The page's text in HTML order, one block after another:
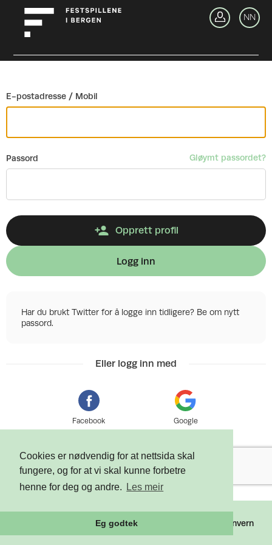
Cookies er nødvendig for at nettsida skal
fungere, og for at vi skal kunne forbetre
henne for deg og andre.
Les meir
Eg godtek
NN
E-postadresse / Mobil
Passord Gløymt passordet?
Opprett profil
Logg inn
Har du brukt Twitter for å logge inn tidligere? Be om nytt
passord.
Eller logg inn med
Facebook Google
2026 Tixly AS - Powered by Personvern